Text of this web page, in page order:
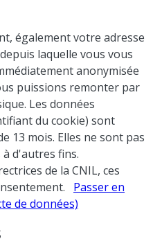
également votre adresse
laquelle vous vous
anonymisée
puissions remonter par
Les données
du cookie) sont
13 mois. Elles ne sont pas
d'autres fins.
de la CNIL, ces
Passer en
de données)